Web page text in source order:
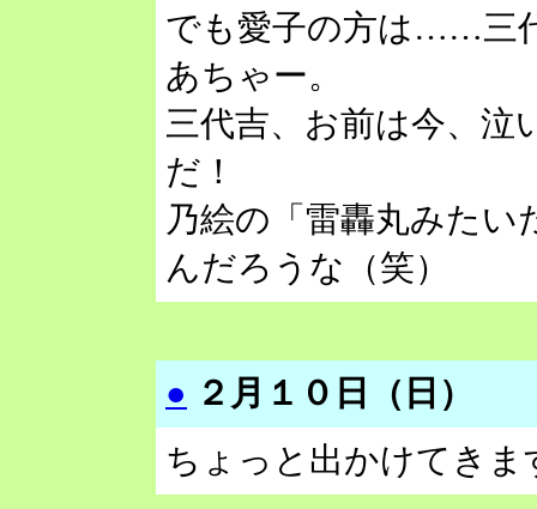
でも愛子の方は……三
あちゃー。
三代吉、お前は今、
だ！
乃絵の「雷轟丸みたい
んだろうな（笑）
● ２月１０日（日）
ちょっと出かけてきま